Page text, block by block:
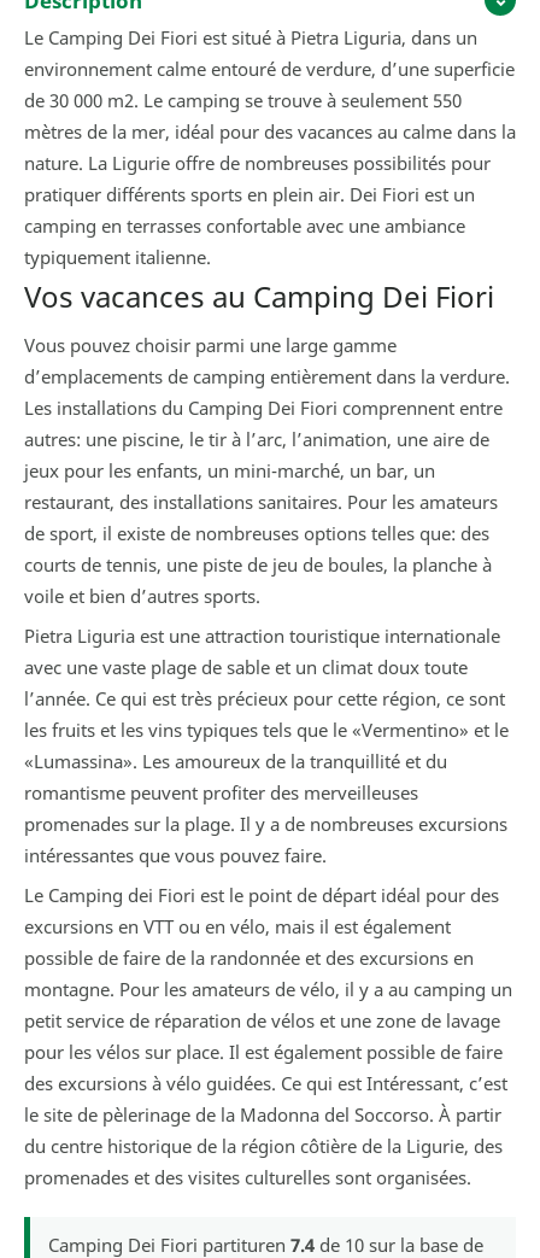
Le Camping Dei Fiori est situé à Pietra Liguria, dans un
environnement calme entouré de verdure, d’une superficie
de 30 000 m2. Le camping se trouve à seulement 550
mètres de la mer, idéal pour des vacances au calme dans la
nature. La Ligurie offre de nombreuses possibilités pour
pratiquer différents sports en plein air. Dei Fiori est un
camping en terrasses confortable avec une ambiance
typiquement italienne.
Vos vacances au Camping Dei Fiori
Vous pouvez choisir parmi une large gamme
d’emplacements de camping entièrement dans la verdure.
Les installations du Camping Dei Fiori comprennent entre
autres: une piscine, le tir à l’arc, l’animation, une aire de
jeux pour les enfants, un mini-marché, un bar, un
restaurant, des installations sanitaires. Pour les amateurs
de sport, il existe de nombreuses options telles que: des
courts de tennis, une piste de jeu de boules, la planche à
voile et bien d’autres sports.
Pietra Liguria est une attraction touristique internationale
avec une vaste plage de sable et un climat doux toute
l’année. Ce qui est très précieux pour cette région, ce sont
les fruits et les vins typiques tels que le «Vermentino» et le
«Lumassina». Les amoureux de la tranquillité et du
romantisme peuvent profiter des merveilleuses
promenades sur la plage. Il y a de nombreuses excursions
intéressantes que vous pouvez faire.
Le Camping dei Fiori est le point de départ idéal pour des
excursions en VTT ou en vélo, mais il est également
possible de faire de la randonnée et des excursions en
montagne. Pour les amateurs de vélo, il y a au camping un
petit service de réparation de vélos et une zone de lavage
pour les vélos sur place. Il est également possible de faire
des excursions à vélo guidées. Ce qui est Intéressant, c’est
le site de pèlerinage de la Madonna del Soccorso. À partir
du centre historique de la région côtière de la Ligurie, des
promenades et des visites culturelles sont organisées.
Camping Dei Fiori partituren 7.4 de 10 sur la base de